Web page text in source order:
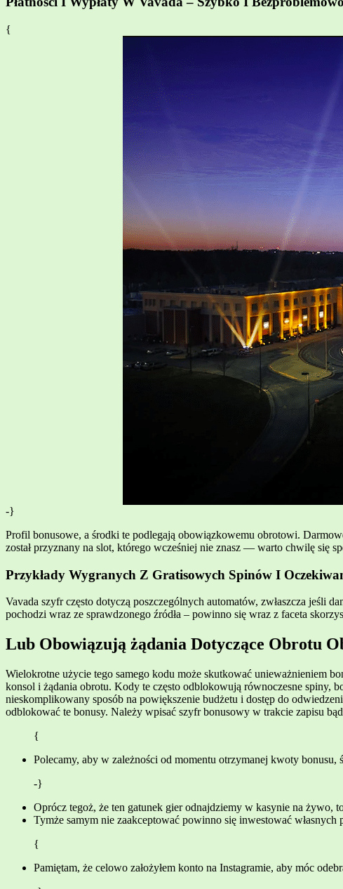
{
-}
Profil bonusowe, a środki te podlegają obowiązkowemu obrotowi.
został przyznany na slot, którego wcześniej nie znasz — warto chwilę się
Przykłady Wygranych Z Gratisowych Spinów I
Vavada szyfr często dotyczą poszczególnych automatów, zwłaszcza jeśli
pochodzi wraz ze sprawdzonego źródła – powinno się wraz z faceta
Lub Obowiązują żądania Dotyczące Obrotu
Wielokrotne użycie tego samego kodu może skutkować unieważnieniem
konsol i żądania obrotu. Kody te często odblokowują równoczesne spiny,
nieskomplikowany sposób na powiększenie budżetu i dostęp do
odblokować te bonusy. Należy wpisać szyfr bonusowy w trakcie zapisu
{
Polecamy, aby w zależności od momentu otrzymanej kwoty
-}
Oprócz tegoż, że ten gatunek gier odnajdziemy w kasynie na
Tymże samym nie zaakceptować powinno się inwestować
{
Pamiętam, że celowo założyłem konto na Instagramie, aby móc